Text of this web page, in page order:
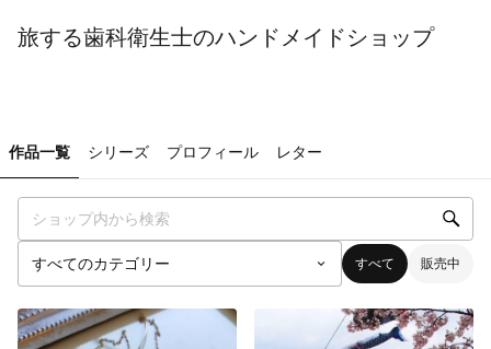
旅する歯科衛生士のハンドメイドショップ
作品一覧 シリーズ プロフィール レター
すべて 販売中